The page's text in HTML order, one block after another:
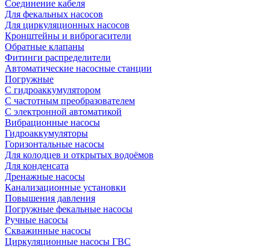
Соединение кабеля
Для фекальных насосов
Для циркуляционных насосов
Кронштейны и виброгасители
Обратные клапаны
Фитинги распределители
Автоматические насосные станции
Погружные
С гидроаккумулятором
С частотным преобразователем
С электронной автоматикой
Вибрационные насосы
Гидроаккумуляторы
Горизонтальные насосы
Для колодцев и открытых водоёмов
Для конденсата
Дренажные насосы
Канализационные установки
Повышения давления
Погружные фекальные насосы
Ручные насосы
Скважинные насосы
Циркуляционные насосы ГВС